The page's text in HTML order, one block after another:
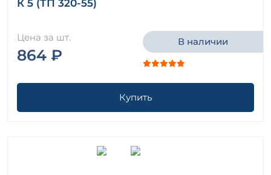
К 5 (ТП 320-55)
Цена за шт.
864 ₽
В наличии
Купить